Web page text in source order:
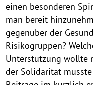
einen besonderen
man bereit
gegenüber der
Risikogruppen?
Unterstützung wollte
der Solidarität